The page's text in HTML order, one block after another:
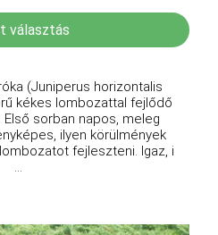
választás
(Juniperus horizontalis
kékes lombozattal fejlődő
sorban napos, meleg
ilyen körülmények
fejleszteni. Igaz, i
...